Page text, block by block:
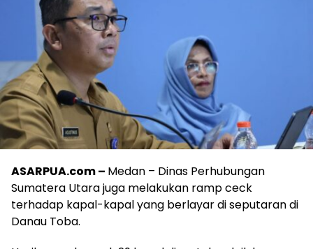
ASARPUA.com – Medan – Dinas Perhubungan
Sumatera Utara juga melakukan ramp ceck
terhadap kapal-kapal yang berlayar di seputaran di
Danau Toba.